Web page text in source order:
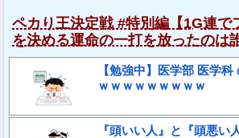
ペカり王決定戦 #特別編【1G連で
を決める運命の一打を放ったのは
【勉強中】医学部 医学
ｗｗｗｗｗｗｗｗｗ
『頭いい人』と『頭悪い